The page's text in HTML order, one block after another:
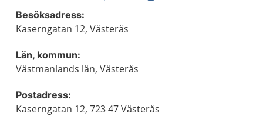
Besöksadress:
Kaserngatan 12, Västerås
Län, kommun:
Västmanlands län, Västerås
Postadress:
Kaserngatan 12, 723 47 Västerås